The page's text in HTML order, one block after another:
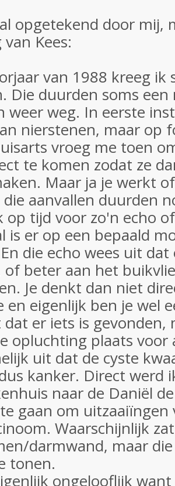
opgetekend door mij,
Kees:
van 1988 kreeg ik
Die duurden soms
weer weg. In eerste
nierstenen, maar op
vroeg me toen
te komen zodat ze
Maar ja je werkt
die aanvallen duurden
op tijd voor zo'n echo
is er op een bepaald
die echo wees uit
beter aan het
Je denkt dan niet
en eigenlijk ben je wel
er iets is gevonden,
opluchting plaats voor
uit dat de cyste
kanker. Direct werd
naar de Daniël
gaan om uitzaaiïngen
Waarschijnlijk
darmwand, maar
tonen.
ongelooflijk